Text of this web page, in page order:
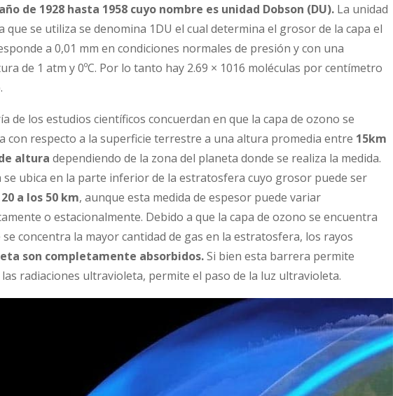
de 1928 hasta 1958 cuyo nombre es unidad Dobson (DU). La unidad
que se utiliza se denomina 1DU el cual determina el grosor de la capa el
a 0,01 mm en condiciones normales de presión y con una
de 1 atm y 0ºC. Por lo tanto hay 2.69 × 1016 moléculas por centímetro
de los estudios científicos concuerdan en que la capa de ozono se
con respecto a la superficie terrestre a una altura promedia entre 15km
altura dependiendo de la zona del planeta donde se realiza la medida.
se ubica en la parte inferior de la estratosfera cuyo grosor puede ser
20 a los 50 km, aunque esta medida de espesor puede variar
o estacionalmente. Debido a que la capa de ozono se encuentra
se concentra la mayor cantidad de gas en la estratosfera, los rayos
son completamente absorbidos.Si bien esta barrera permite
radiaciones ultravioleta, permite el paso de la luz ultravioleta.